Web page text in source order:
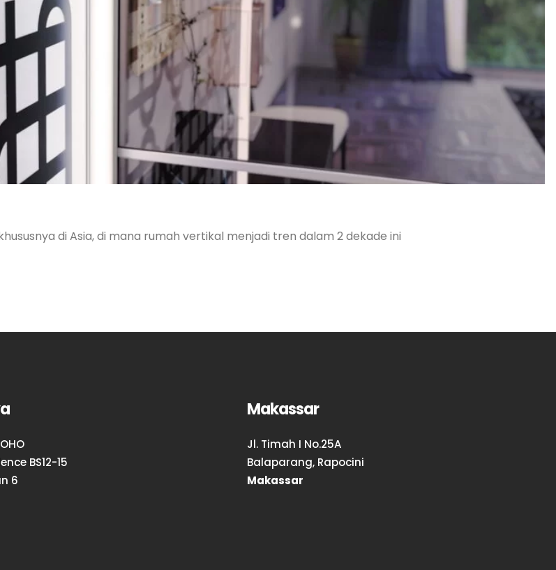
di Asia, di mana rumah vertikal menjadi tren dalam 2 dekade ini
BS12-15
6
Makassar
Jl. Timah I No.25A
Balaparang, Rapocini
Makassar